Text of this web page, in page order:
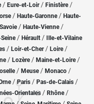
/ Eure-et-Loir / Finistère/
/ Haute-Garonne/ Haute-
/ Haute-Vienne/
/ Hérault / Ille-et-Vilaine
/ Loir-et-Cher/ Loire/
/ Lozère / Maine-et-Loire/
/ Meuse/ Monaco /
/Paris / Pas-de-Calais /
Orientales / Rhône/